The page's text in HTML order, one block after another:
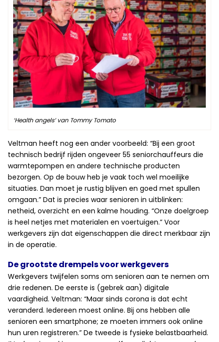
‘Health angels’ van Tommy Tomato
Veltman heeft nog een ander voorbeeld: “Bij een groot
technisch bedrijf rijden ongeveer 55 seniorchauffeurs die
warmtepompen en andere technische producten
bezorgen. Op de bouw heb je vaak toch wel moeilijke
situaties. Dan moet je rustig blijven en goed met spullen
omgaan.” Dat is precies waar senioren in uitblinken:
netheid, overzicht en een kalme houding. “Onze doelgroep
is heel netjes met materialen en voertuigen.” Voor
werkgevers zijn dat eigenschappen die direct merkbaar zijn
in de operatie.
De grootste drempels voor werkgevers
Werkgevers twijfelen soms om senioren aan te nemen om
drie redenen. De eerste is (gebrek aan) digitale
vaardigheid. Veltman: “Maar sinds corona is dat echt
veranderd. Iedereen moest online. Bij ons hebben alle
senioren een smartphone; ze moeten immers ook online
hun uren registreren.” De tweede is fysieke belastbaarheid.